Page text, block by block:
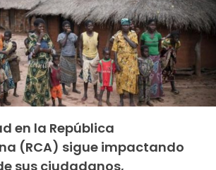
en la República
(RCA) sigue impactando
sus ciudadanos,